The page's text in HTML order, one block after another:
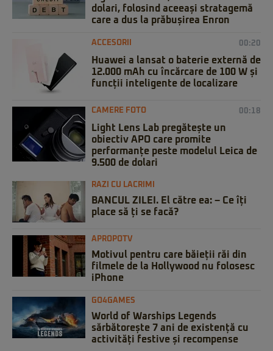
dolari, folosind aceeași stratagemă
care a dus la prăbușirea Enron
ACCESORII 00:20
Huawei a lansat o baterie externă de
12.000 mAh cu încărcare de 100 W și
funcții inteligente de localizare
CAMERE FOTO 00:18
Light Lens Lab pregătește un
obiectiv APO care promite
performanțe peste modelul Leica de
9.500 de dolari
RAZI CU LACRIMI
BANCUL ZILEI. El către ea: – Ce îți
place să ți se facă?
APROPOTV
Motivul pentru care băieții răi din
filmele de la Hollywood nu folosesc
iPhone
GO4GAMES
World of Warships Legends
sărbătorește 7 ani de existență cu
activități festive și recompense